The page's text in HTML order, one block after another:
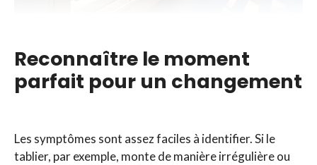
Reconnaître le moment
parfait pour un changement
Les symptômes sont assez faciles à identifier. Si le
tablier, par exemple, monte de manière irrégulière ou